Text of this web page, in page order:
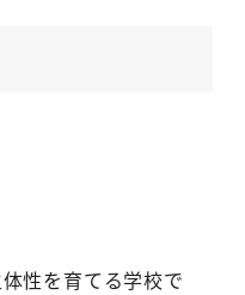
性を育てる学校で